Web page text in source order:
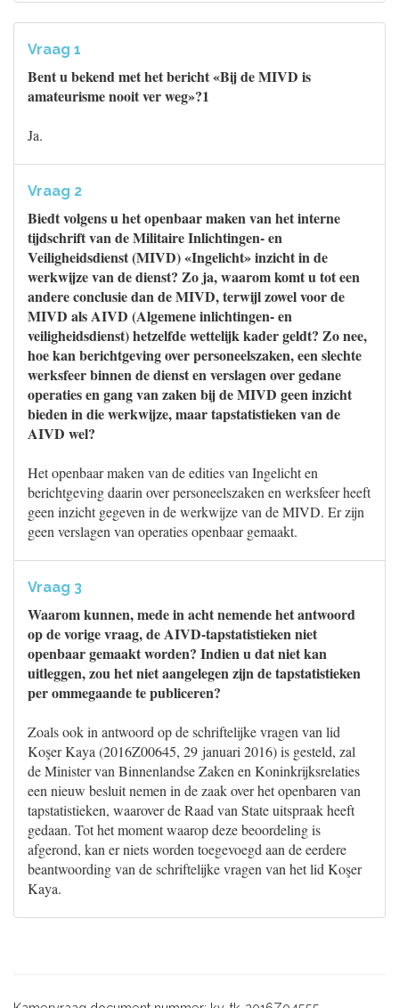
Vraag 1
Bent u bekend met het bericht «Bij de MIVD is
amateurisme nooit ver weg»?1
Ja.
Vraag 2
Biedt volgens u het openbaar maken van het interne
tijdschrift van de Militaire Inlichtingen- en
Veiligheidsdienst (MIVD) «Ingelicht» inzicht in de
werkwijze van de dienst? Zo ja, waarom komt u tot een
andere conclusie dan de MIVD, terwijl zowel voor de
MIVD als AIVD (Algemene inlichtingen- en
veiligheidsdienst) hetzelfde wettelijk kader geldt? Zo nee,
hoe kan berichtgeving over personeelszaken, een slechte
werksfeer binnen de dienst en verslagen over gedane
operaties en gang van zaken bij de MIVD geen inzicht
bieden in die werkwijze, maar tapstatistieken van de
AIVD wel?
Het openbaar maken van de edities van Ingelicht en
berichtgeving daarin over personeelszaken en werksfeer heeft
geen inzicht gegeven in de werkwijze van de MIVD. Er zijn
geen verslagen van operaties openbaar gemaakt.
Vraag 3
Waarom kunnen, mede in acht nemende het antwoord
op de vorige vraag, de AIVD-tapstatistieken niet
openbaar gemaakt worden? Indien u dat niet kan
uitleggen, zou het niet aangelegen zijn de tapstatistieken
per ommegaande te publiceren?
Zoals ook in antwoord op de schriftelijke vragen van lid
Koşer Kaya (2016Z00645, 29 januari 2016) is gesteld, zal
de Minister van Binnenlandse Zaken en Koninkrijksrelaties
een nieuw besluit nemen in de zaak over het openbaren van
tapstatistieken, waarover de Raad van State uitspraak heeft
gedaan. Tot het moment waarop deze beoordeling is
afgerond, kan er niets worden toegevoegd aan de eerdere
beantwoording van de schriftelijke vragen van het lid Koşer
Kaya.